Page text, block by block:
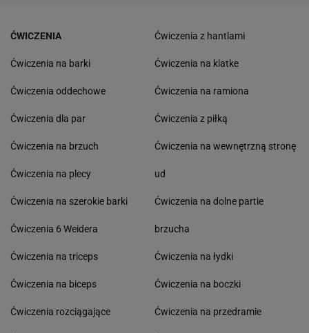
ĆWICZENIA
Ćwiczenia na barki
Ćwiczenia oddechowe
Ćwiczenia dla par
Ćwiczenia na brzuch
Ćwiczenia na plecy
Ćwiczenia na szerokie barki
Ćwiczenia 6 Weidera
Ćwiczenia na triceps
Ćwiczenia na biceps
Ćwiczenia rozciągające
Ćwiczenia z hantlami
Ćwiczenia na klatke
Ćwiczenia na ramiona
Ćwiczenia z piłką
Ćwiczenia na wewnętrzną stronę
ud
Ćwiczenia na dolne partie
brzucha
Ćwiczenia na łydki
Ćwiczenia na boczki
Ćwiczenia na przedramie